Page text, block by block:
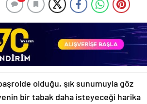
olduğu, şık sunumuyla göz
bir tabak daha isteyeceği harika